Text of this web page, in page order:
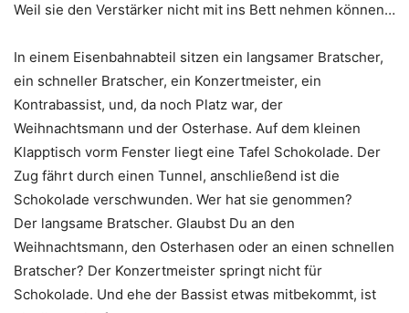
Weil sie den Verstärker nicht mit ins Bett nehmen können…
In einem Eisenbahnabteil sitzen ein langsamer Bratscher,
ein schneller Bratscher, ein Konzertmeister, ein
Kontrabassist, und, da noch Platz war, der
Weihnachtsmann und der Osterhase. Auf dem kleinen
Klapptisch vorm Fenster liegt eine Tafel Schokolade. Der
Zug fährt durch einen Tunnel, anschließend ist die
Schokolade verschwunden. Wer hat sie genommen?
Der langsame Bratscher. Glaubst Du an den
Weihnachtsmann, den Osterhasen oder an einen schnellen
Bratscher? Der Konzertmeister springt nicht für
Schokolade. Und ehe der Bassist etwas mitbekommt, ist